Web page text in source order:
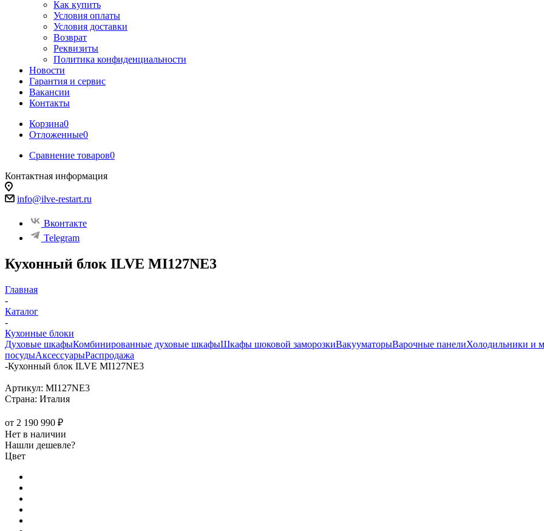
Как купить
Условия оплаты
Условия доставки
Возврат
Реквизиты
Политика конфиденциальности
Новости
Гарантия и сервис
Вакансии
Контакты
Корзина0
Отложенные0
Сравнение товаров0
Контактная информация
info@ilve-restart.ru
Вконтакте
Telegram
Кухонный блок ILVE MI127NE3
Главная
-
Каталог
-
Кухонные блоки
Духовые шкафыКомбинированные духовые шкафыШкафы шоковой заморозкиВакууматорыВарочные панелиХолодильники и
посудыАксессуарыРаспродажа
-Кухонный блок ILVE MI127NE3
Артикул: MI127NE3
Страна: Италия
от 2 190 990 ₽
Нет в наличии
Нашли дешевле?
Цвет